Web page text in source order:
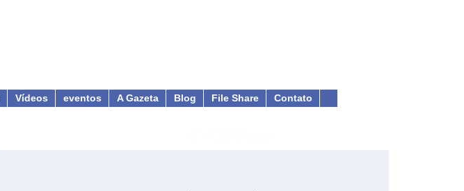
Vídeos eventos A Gazeta Blog File Share Contato